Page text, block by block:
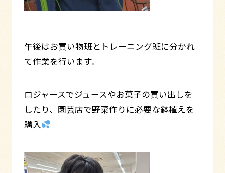
午後はお買い物班とトレーニング班に分かれ
て作業を行います。
ロジャースでジュースやお菓子の買い出しを
したり、園芸店で野菜作りに必要な鉢植えを
購入